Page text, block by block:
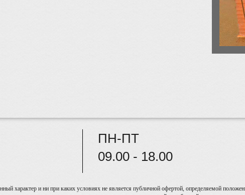
ПН-ПТ
09.00 - 18.00
характер и ни при каких условиях не является публичной офертой, определяемой